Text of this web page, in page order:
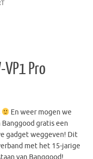
Pro
En weer mogen we
Banggood gratis een
gadget weggeven! Dit
met het 15-jarige
van Banggood!